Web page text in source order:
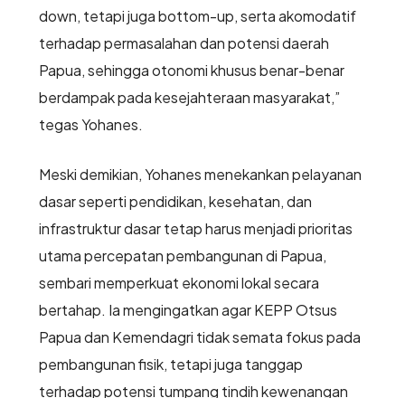
down, tetapi juga bottom-up, serta akomodatif
terhadap permasalahan dan potensi daerah
Papua, sehingga otonomi khusus benar-benar
berdampak pada kesejahteraan masyarakat,”
tegas Yohanes.
Meski demikian, Yohanes menekankan pelayanan
dasar seperti pendidikan, kesehatan, dan
infrastruktur dasar tetap harus menjadi prioritas
utama percepatan pembangunan di Papua,
sembari memperkuat ekonomi lokal secara
bertahap. Ia mengingatkan agar KEPP Otsus
Papua dan Kemendagri tidak semata fokus pada
pembangunan fisik, tetapi juga tanggap
terhadap potensi tumpang tindih kewenangan